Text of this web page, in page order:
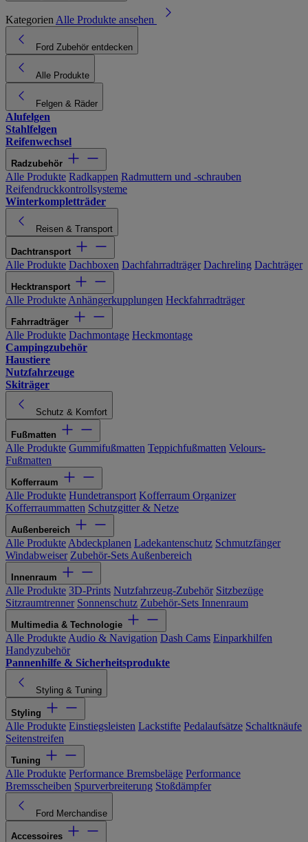
Kategorien Alle Produkte ansehen
Ford Zubehör entdecken
Alle Produkte
Felgen & Räder
Alufelgen
Stahlfelgen
Reifenwechsel
Radzubehör
Alle Produkte Radkappen Radmuttern und -schrauben
Reifendruckkontrollsysteme
Winterkompletträder
Reisen & Transport
Dachtransport
Alle Produkte Dachboxen Dachfahrradträger Dachreling Dachträger
Hecktransport
Alle Produkte Anhängerkupplungen Heckfahrradträger
Fahrradträger
Alle Produkte Dachmontage Heckmontage
Campingzubehör
Haustiere
Nutzfahrzeuge
Skiträger
Schutz & Komfort
Fußmatten
Alle Produkte Gummifußmatten Teppichfußmatten Velours-
Fußmatten
Kofferraum
Alle Produkte Hundetransport Kofferraum Organizer
Kofferraummatten Schutzgitter & Netze
Außenbereich
Alle Produkte Abdeckplanen Ladekantenschutz Schmutzfänger
Windabweiser Zubehör-Sets Außenbereich
Innenraum
Alle Produkte 3D-Prints Nutzfahrzeug-Zubehör Sitzbezüge
Sitzraumtrenner Sonnenschutz Zubehör-Sets Innenraum
Multimedia & Technologie
Alle Produkte Audio & Navigation Dash Cams Einparkhilfen
Handyzubehör
Pannenhilfe & Sicherheitsprodukte
Styling & Tuning
Styling
Alle Produkte Einstiegsleisten Lackstifte Pedalaufsätze Schaltknäufe
Seitenstreifen
Tuning
Alle Produkte Performance Bremsbeläge Performance
Bremsscheiben Spurverbreiterung Stoßdämpfer
Ford Merchandise
Accessoires